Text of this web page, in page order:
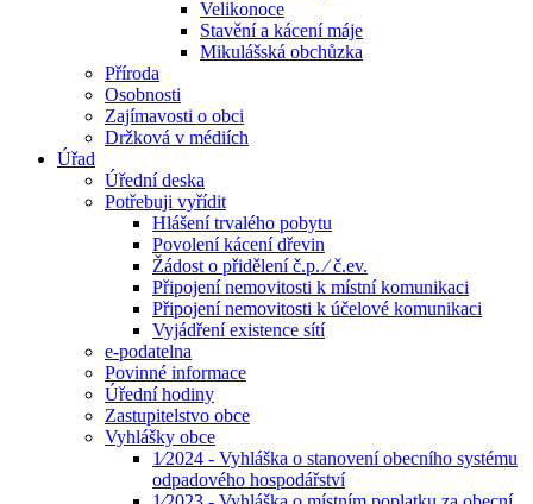
Velikonoce
Stavění a kácení máje
Mikulášská obchůzka
Příroda
Osobnosti
Zajímavosti o obci
Držková v médiích
Úřad
Úřední deska
Potřebuji vyřídit
Hlášení trvalého pobytu
Povolení kácení dřevin
Žádost o přidělení č.p. ⁄ č.ev.
Připojení nemovitosti k místní komunikaci
Připojení nemovitosti k účelové komunikaci
Vyjádření existence sítí
e-podatelna
Povinné informace
Úřední hodiny
Zastupitelstvo obce
Vyhlášky obce
1⁄2024 - Vyhláška o stanovení obecního systému
odpadového hospodářství